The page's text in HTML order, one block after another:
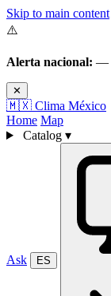
Skip to main content
⚠️
Alerta nacional: —
✕
🇲🇽 Clima México
Home Map
Catalog ▾
Ask ES